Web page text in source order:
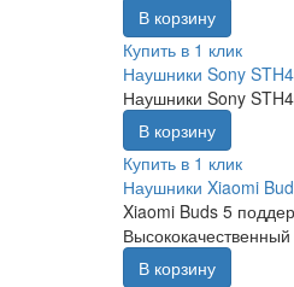
В корзину
Купить в 1 клик
Наушники Sony
Наушники Sony
В корзину
Купить в 1 клик
Наушники Xiaomi
Xiaomi Buds 5
В корзину